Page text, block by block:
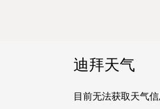
迪拜天气
目前无法获取天气